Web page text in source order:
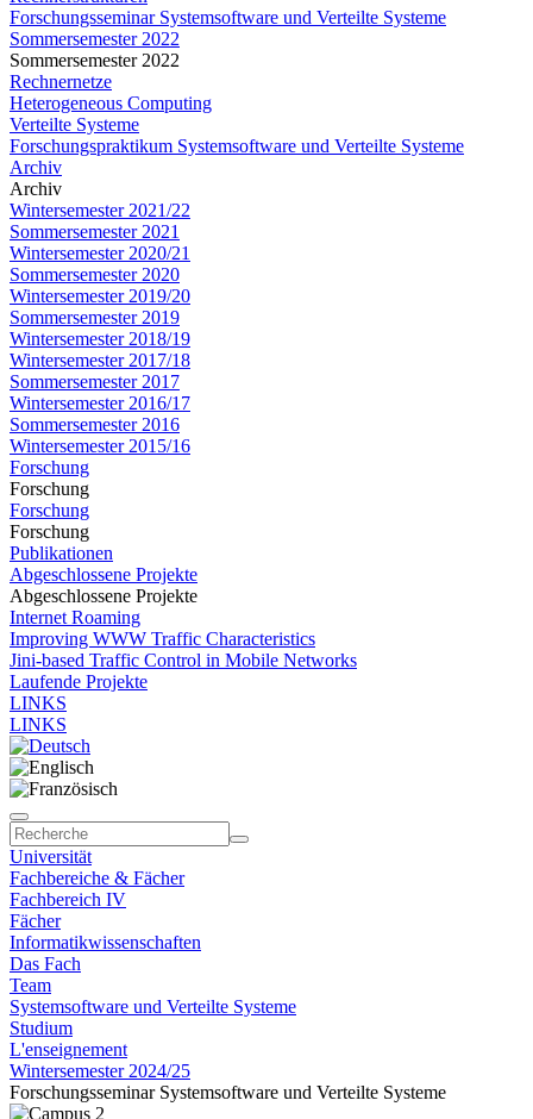
Forschungsseminar Systemsoftware und Verteilte Systeme
Sommersemester 2022
Sommersemester 2022
Rechnernetze
Heterogeneous Computing
Verteilte Systeme
Forschungspraktikum Systemsoftware und Verteilte Systeme
Archiv
Archiv
Wintersemester 2021/22
Sommersemester 2021
Wintersemester 2020/21
Sommersemester 2020
Wintersemester 2019/20
Sommersemester 2019
Wintersemester 2018/19
Wintersemester 2017/18
Sommersemester 2017
Wintersemester 2016/17
Sommersemester 2016
Wintersemester 2015/16
Forschung
Forschung
Forschung
Forschung
Publikationen
Abgeschlossene Projekte
Abgeschlossene Projekte
Internet Roaming
Improving WWW Traffic Characteristics
Jini-based Traffic Control in Mobile Networks
Laufende Projekte
LINKS
LINKS
Universität
Fachbereiche & Fächer
Fachbereich IV
Fächer
Informatikwissenschaften
Das Fach
Team
Systemsoftware und Verteilte Systeme
Studium
L'enseignement
Wintersemester 2024/25
Forschungsseminar Systemsoftware und Verteilte Systeme